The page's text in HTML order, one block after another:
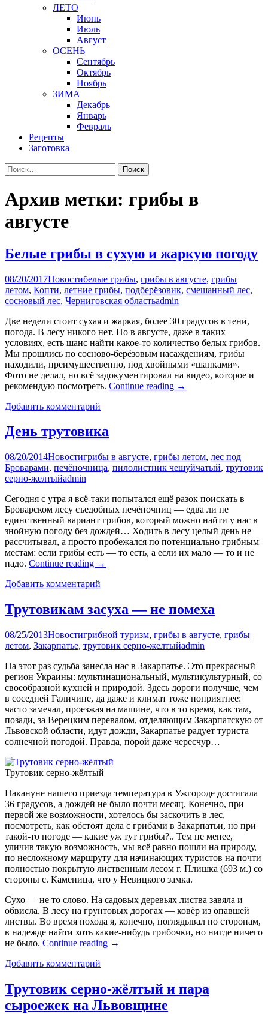
ЛЕТО
Июнь
Июль
Август
ОСЕНЬ
Сентябрь
Октябрь
Ноябрь
ЗИМА
Декабрь
Январь
Февраль
Рецепты
Заготовка
Найти:
Архив метки: грибы в
августе
Белые грибы в сухую и жаркую погоду
08/20/2017Новостибелые грибы, грибы в августе, грибы
летом, Копти, летние грибы, подберёзовик, смешанный лес,
сосновый лес, Черниговская областьadmin
Две недели стоит сухая и жаркая, более 30 градусов в тени,
погода. В лесу никого нет. Но в августе, даже в таких
условиях, есть шанс найти какое-то количество белых грибов.
Мы прошлись по сосново-берёзовым насаждениям, грибы
находили, преимущественно, под хвойными «шапками».
Фото не делал, но всё задокументировал на видео, которое и
рекомендую посмотреть. Continue reading →
Добавить комментарий
День трутовика
08/20/2014Новостигрибы в августе, грибы летом, лес под
Броварами, печёночница, пилолистник чешуйчатый, трутовик
серно-желтыйadmin
Сегодня с утра я всё-таки попытался ещё разок поискать в
Броварском лесу съедобных печёночниц — едва ли не
единственный вариант грибов, который можно найти у нас в
знойную погоду без дождей… Ходить в лесу целый день не
рассчитывал, а просто пробежался по потенциально грибным
местам: если грибы есть — то есть, а если их мало — то и не
надо. Continue reading →
Добавить комментарий
Трутовикам засуха — не помеха
08/25/2013Новостигрибной туризм, грибы в августе, грибы
летом, Закарпатье, трутовик серно-желтыйadmin
На этот раз судьба занесла нас в Закарпатье. Это прекрасный
регион Украины: мультинациональный, мультикультурный, со
своеобразной кухней и природой. Здесь дороги получше, чем
в соседней Галичине, да даже и климат тоже поприятнее:
часто замечал, проезжая на машине, что в то время, как там,
позади, за Верецким перевалом, отделяющим Закарпатскую от
Львовской области, идут дожди, Закарпатье радует туриста
солнечной погодой. Правда, порой даже чересчур…
Трутовик серно-жёлтый
Накануне нашего приезда температура в Ужгороде достигала
36 градусов, а дождей не было почти месяц. Конечно, при
первой же возможности, хотелось бы заскочить в лес,
посмотреть, как обстоят дела с грибами в Закарпатьи, но при
такой-то погоде — какие уж тут грибы?.. Тем не менее,
уличив такую возможность, мы всё равно пошли на природу,
по несложному маршруту для начинающих туристов на почти
полностью покрытую лиственным лесом г. Плишка (693 м.) со
стороны с. Каменица, что у Невицкого замка.
Сухо — не то слово. На садовых деревьях листва завяла и
обвисла. В лесу на грунтовых дорогах — ковёр из опавшей
листвы. Во время похода я, конечно, поглядывал по сторонам,
в надежде найти хоть какие-нибудь грибочки, но нигде ничего
не было. Continue reading →
Добавить комментарий
Трутовик серно-жёлтый и пара
сыроежек на Львовщине